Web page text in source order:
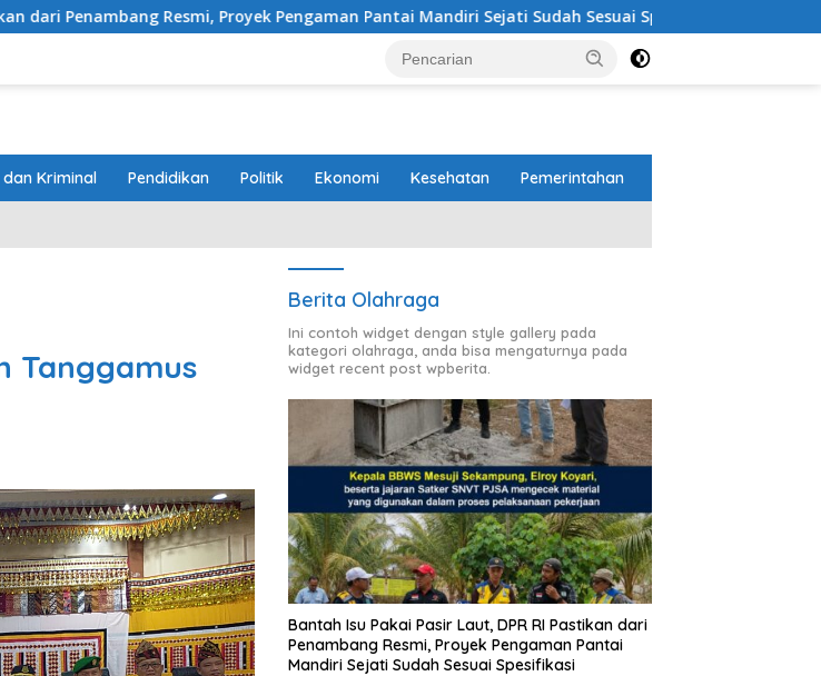
Proyek Pengaman Pantai Mandiri Sejati Sudah Sesuai Spesifikasi Perbaikan Jalan RA
dan Kriminal Pendidikan Politik Ekonomi Kesehatan Pemerintahan
Tanggamus
Berita Olahraga
Ini contoh widget dengan style gallery pada
kategori olahraga, anda bisa mengaturnya pada
widget recent post wpberita.
Bantah Isu Pakai Pasir Laut, DPR RI Pastikan dari
Penambang Resmi, Proyek Pengaman Pantai
Mandiri Sejati Sudah Sesuai Spesifikasi